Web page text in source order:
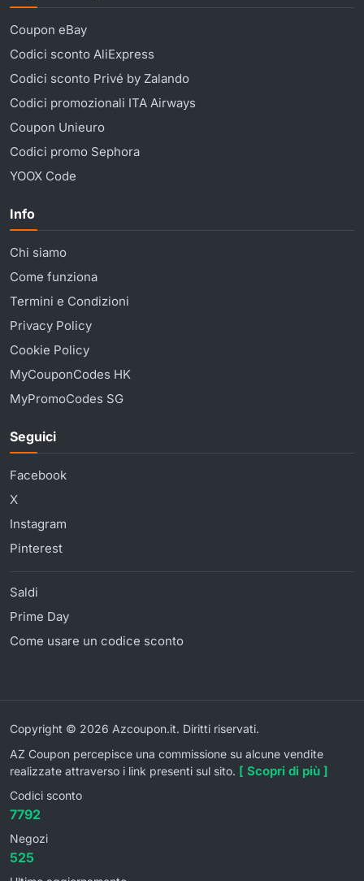
Coupon eBay
Codici sconto AliExpress
Codici sconto Privé by Zalando
Codici promozionali ITA Airways
Coupon Unieuro
Codici promo Sephora
YOOX Code
Info
Chi siamo
Come funziona
Termini e Condizioni
Privacy Policy
Cookie Policy
MyCouponCodes HK
MyPromoCodes SG
Seguici
Facebook
X
Instagram
Pinterest
Saldi
Prime Day
Come usare un codice sconto
Copyright © 2026 Azcoupon.it. Diritti riservati.
AZ Coupon percepisce una commissione su alcune vendite
realizzate attraverso i link presenti sul sito. [ Scopri di più ]
Codici sconto
7792
Negozi
525